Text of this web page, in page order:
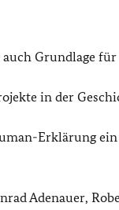
Grundlage
in der
Erklärung
Adenauer,